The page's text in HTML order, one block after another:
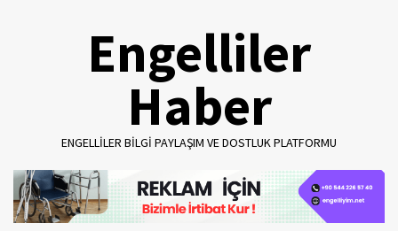
Engelliler
Haber
ENGELLILER BILGI PAYLAŞIM VE DOSTLUK PLATFORMU